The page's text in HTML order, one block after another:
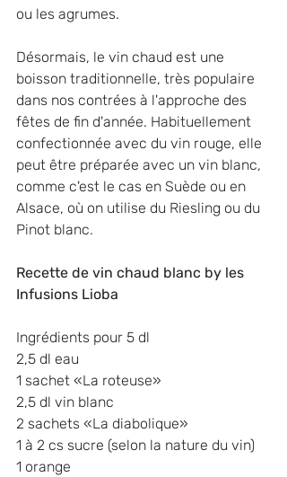
ou les agrumes.
Désormais, le vin chaud est une
boisson traditionnelle, très populaire
dans nos contrées à l'approche des
fêtes de fin d'année. Habituellement
confectionnée avec du vin rouge, elle
peut être préparée avec un vin blanc,
comme c'est le cas en Suède ou en
Alsace, où on utilise du Riesling ou du
Pinot blanc.
Recette de vin chaud blanc by les
Infusions Lioba
Ingrédients pour 5 dl
2,5 dl eau
1 sachet «La roteuse»
2,5 dl vin blanc
2 sachets «La diabolique»
1 à 2 cs sucre (selon la nature du vin)
1 orange